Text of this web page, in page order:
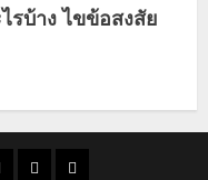
รบ้าง ไขข้อสงสัย
ที่ ผู้ชาย